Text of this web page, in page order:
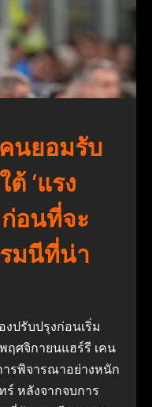
นยอมรับ
‘แรง
อนที่จะ
มนีที่น่า
ปรับปรุงก่อนเริ่ม
ฤศจิกายนแฮร์รี เคน
ารพิจารณาอย่างหนัก
ร์ หลังจากจบการ